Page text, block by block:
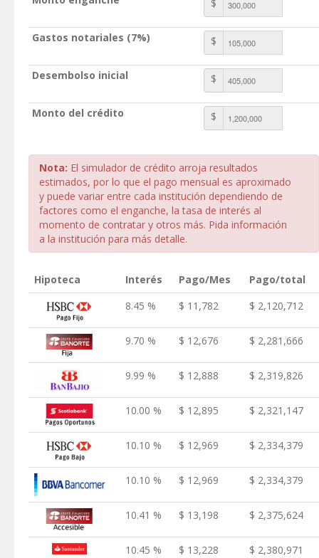
$
Gastos notariales (7%) $
Desembolso inicial $
Monto del crédito $
Nota: El simulador de crédito arroja resultados
estimados, por lo que el pago mensual es aproximado
y puede variar entre cada institución dependiendo de
factores como el enganche, la tasa de interés al
momento de contratar y otros más. Pida información
a la institución para más detalle.
Hipoteca Interés Pago/Mes
Pago/total
8.45 %
$ 11,782 $ 2,120,712
9.70 % $ 12,676 $ 2,281,666
9.99 % $ 12,888 $ 2,319,826
10.00 % $ 12,895 $ 2,321,147
10.10 % $ 12,969 $ 2,334,379
10.10 % $ 12,969 $ 2,334,379
10.41 % $ 13,198 $ 2,375,624
10.45 % $ 13,228 $ 2,380,971